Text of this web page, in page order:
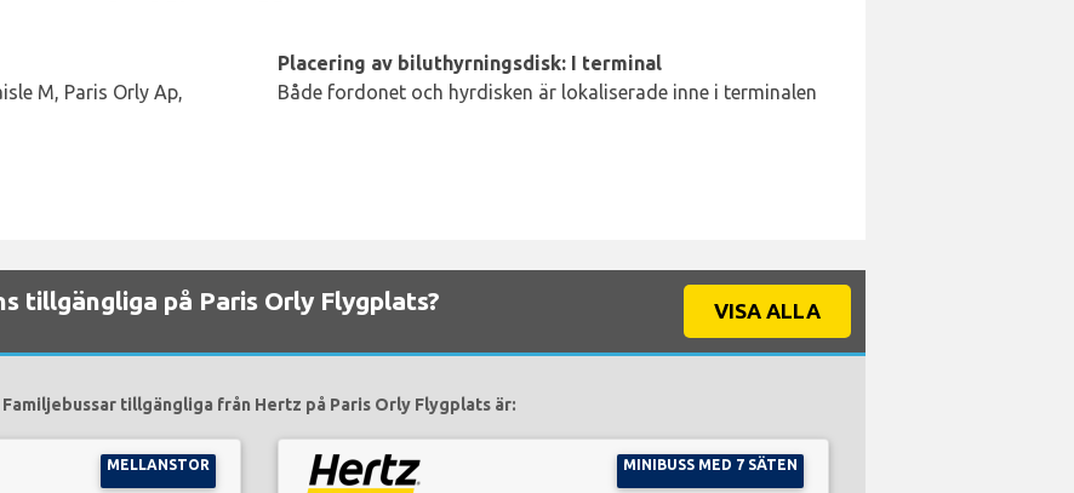
M, Paris Orly Ap,
Placering av biluthyrningsdisk: I terminal
Både fordonet och hyrdisken är lokaliserade inne i terminalen
tillgängliga på Paris Orly Flygplats? VISA ALLA
Familjebussar tillgängliga från Hertz på Paris Orly Flygplats är:
MELLANSTOR MINIBUSS MED 7 SÄTEN